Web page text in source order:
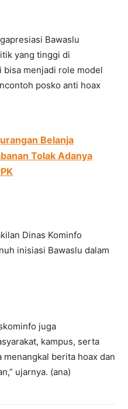
Bawaslu
yang tinggi di
bisa menjadi role model
posko anti hoax
Belanja
Tolak Adanya
Dinas Kominfo
inisiasi Bawaslu dalam
juga
kampus, serta
berita hoax dan
ujarnya. (ana)